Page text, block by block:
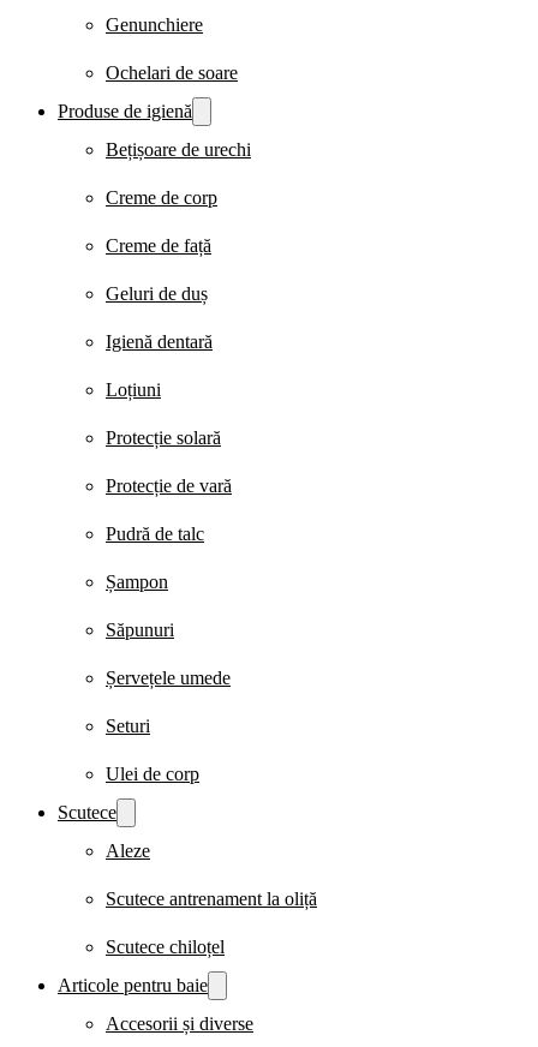
Genunchiere
Ochelari de soare
Produse de igienă
Bețișoare de urechi
Creme de corp
Creme de față
Geluri de duș
Igienă dentară
Loțiuni
Protecție solară
Protecție de vară
Pudră de talc
Șampon
Săpunuri
Șervețele umede
Seturi
Ulei de corp
Scutece
Aleze
Scutece antrenament la oliță
Scutece chiloțel
Articole pentru baie
Accesorii și diverse